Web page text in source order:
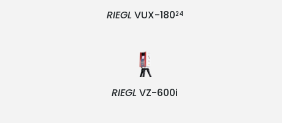
RIEGL VUX-18024
RIEGL VZ-600i